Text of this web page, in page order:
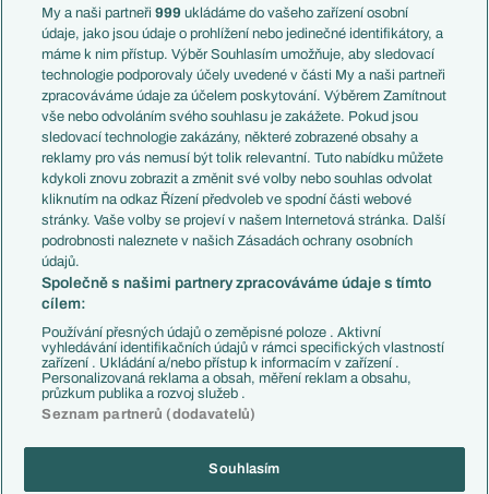
Témata
Představení týmů MS
EuroSkauting
PL v kostce
Evropské koeficienty
Přestupy
Přestupové spekulace
Zranění
Kluby
Arsenal FC
Chelsea FC
Manchester United
AC Milán
Juventus FC
Bayern Mnichov
FC Barcelona
Real Madrid
Francie
Itálie
Německo
Španělsko
Argentina
Brazílie
Přestupy
Zápasy
Livescore
Tipovací soutěž
My a naši partneři999 ukládáme do vašeho zařízení osobní
údaje, jako jsou údaje o prohlížení nebo jedinečné identifikátory, a
máme k nim přístup. Výběr Souhlasím umožňuje, aby sledovací
technologie podporovaly účely uvedené v části My a naši partneři
zpracováváme údaje za účelem poskytování. Výběrem Zamítnout
vše nebo odvoláním svého souhlasu je zakážete. Pokud jsou
sledovací technologie zakázány, některé zobrazené obsahy a
reklamy pro vás nemusí být tolik relevantní. Tuto nabídku můžete
kdykoli znovu zobrazit a změnit své volby nebo souhlas odvolat
kliknutím na odkaz Řízení předvoleb ve spodní části webové
stránky. Vaše volby se projeví v našem Internetová stránka. Další
podrobnosti naleznete v našich Zásadách ochrany osobních
údajů.
Společně s našimi partnery zpracováváme údaje s tímto
cílem:
Používání přesných údajů o zeměpisné poloze . Aktivní
vyhledávání identifikačních údajů v rámci specifických vlastností
zařízení . Ukládání a/nebo přístup k informacím v zařízení .
Personalizovaná reklama a obsah, měření reklam a obsahu,
průzkum publika a rozvoj služeb .
Seznam partnerů (dodavatelů)
Souhlasím